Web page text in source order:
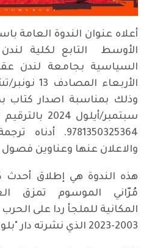
أعلاه عنوان الندوة العامة
الأوسط التابع لكلية
السياسية بجامعة لندن
الأربعاء
9781350325364.
والاعلان عنها وعناوين فصول
هذه الندوة هي إطلاق أحدث
مُرّاني الموسوم تمزق
المكانية للملجأ ردا على
2003-2023 الذي نشرته دار "بلومزبري" للنشر.